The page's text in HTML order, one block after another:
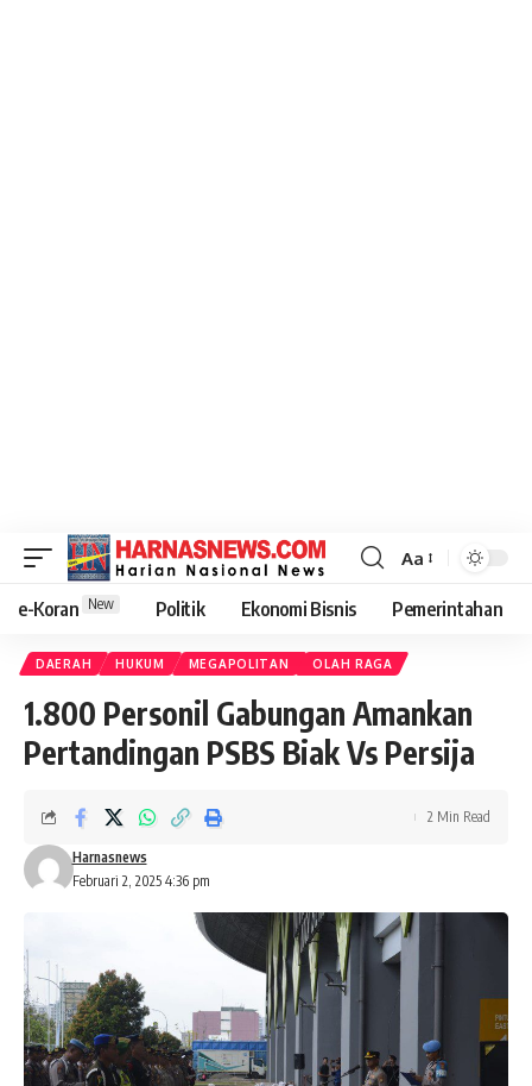
Aa
e-Koran New Politik Ekonomi Bisnis Pemerintahan
DAERAH HUKUM MEGAPOLITAN OLAH RAGA
1.800 Personil Gabungan Amankan
Pertandingan PSBS Biak Vs Persija
Februari 2, 2025 4:36 pm
Harnasnews
2 Min Read